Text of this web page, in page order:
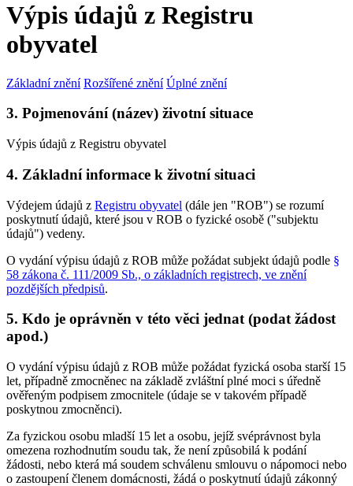
Výpis údajů z Registru
obyvatel
Základní znění Rozšířené znění Úplné znění
3. Pojmenování (název) životní situace
Výpis údajů z Registru obyvatel
4. Základní informace k životní situaci
Výdejem údajů z Registru obyvatel (dále jen "ROB") se rozumí
poskytnutí údajů, které jsou v ROB o fyzické osobě ("subjektu
údajů") vedeny.
O vydání výpisu údajů z ROB může požádat subjekt údajů podle §
58 zákona č. 111/2009 Sb., o základních registrech, ve znění
pozdějších předpisů.
5. Kdo je oprávněn v této věci jednat (podat žádost
apod.)
O vydání výpisu údajů z ROB může požádat fyzická osoba starší 15
let, případně zmocněnec na základě zvláštní plné moci s úředně
ověřeným podpisem zmocnitele (údaje se v takovém případě
poskytnou zmocněnci).
Za fyzickou osobu mladší 15 let a osobu, jejíž svéprávnost byla
omezena rozhodnutím soudu tak, že není způsobilá k podání
žádosti, nebo která má soudem schválenu smlouvu o nápomoci nebo
o zastoupení členem domácnosti, žádá o poskytnutí údajů zákonný